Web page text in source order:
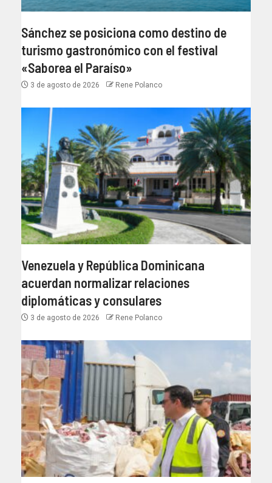
Sánchez se posiciona como destino de
turismo gastronómico con el festival
«Saborea el Paraíso»
3 de agosto de 2026 Rene Polanco
Venezuela y República Dominicana
acuerdan normalizar relaciones
diplomáticas y consulares
3 de agosto de 2026 Rene Polanco